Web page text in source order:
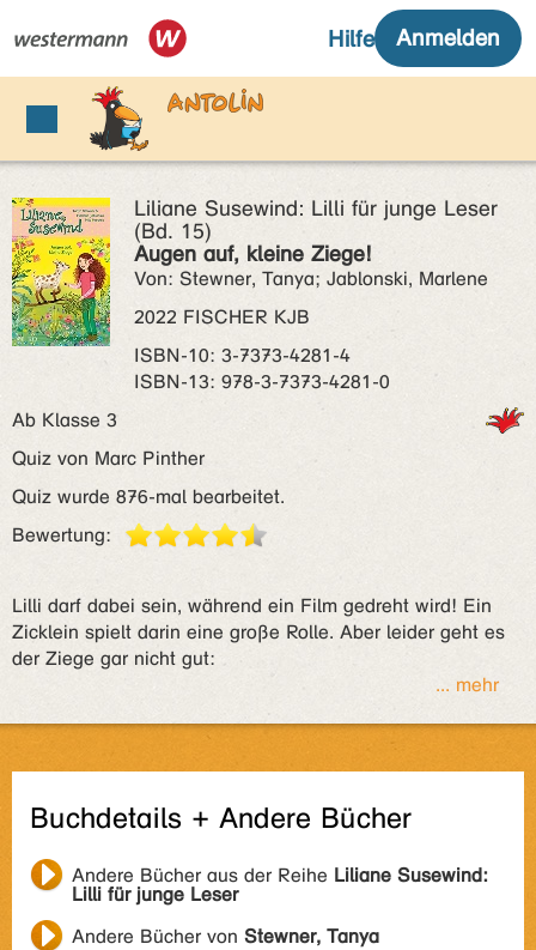
Liliane Susewind: Lilli für junge Leser
(Bd. 15)
Augen auf, kleine Ziege!
Von: Stewner, Tanya; Jablonski, Marlene
2022 FISCHER KJB
ISBN‑10: 3-7373-4281-4
ISBN‑13: 978-3-7373-4281-0
Ab Klasse 3
Quiz von Marc Pinther
Quiz wurde 876-mal bearbeitet.
Bewertung:
Lilli darf dabei sein, während ein Film gedreht wird! Ein
Zicklein spielt darin eine große Rolle. Aber leider geht es
der Ziege gar nicht gut:
... mehr
Buchdetails + Andere Bücher
Andere Bücher aus der Reihe Liliane Susewind:
Lilli für junge Leser
Andere Bücher von Stewner, Tanya